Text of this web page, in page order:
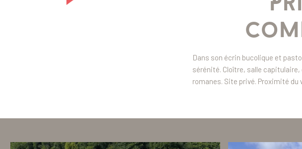
Dans son écrin bucolique et
sérénité. Cloître, salle
romanes. Site privé. Proximité du